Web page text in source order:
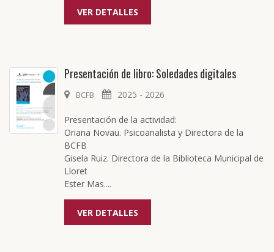
VER DETALLES
Presentación de libro: Soledades digitales
BCFB 2025 - 2026
Presentación de la actividad:
Oriana Novau. Psicoanalista y Directora de la
BCFB
Gisela Ruiz. Directora de la Biblioteca Municipal de
Lloret
Ester Mas....
VER DETALLES